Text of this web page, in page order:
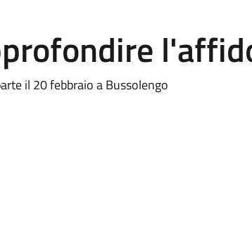
il 20 febbraio a Bussolengo